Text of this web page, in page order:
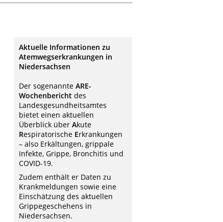
Aktuelle Informationen zu
Atemwegserkrankungen in
Niedersachsen
Der sogenannte ARE-
Wochenbericht des
Landesgesundheitsamtes
bietet einen aktuellen
Überblick über Akute
Respiratorische Erkrankungen
– also Erkältungen, grippale
Infekte, Grippe, Bronchitis und
COVID-19.
Zudem enthält er Daten zu
Krankmeldungen sowie eine
Einschätzung des aktuellen
Grippegeschehens in
Niedersachsen.